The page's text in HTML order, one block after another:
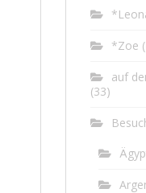
*Zoe
auf
(33)